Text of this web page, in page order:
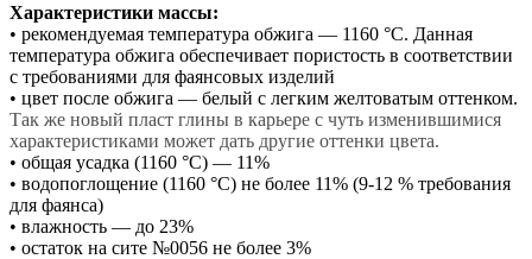
Характеристики массы:
• рекомендуемая температура обжига — 1160 °С. Данная
температура обжига обеспечивает пористость в соответствии
с требованиями для фаянсовых изделий
• цвет после обжига — белый c легким желтоватым оттенком.
Так же новый пласт глины в карьере с чуть изменившимися
характеристиками может дать другие оттенки цвета.
• общая усадка (1160 °С) — 11%
• водопоглощение (1160 °С) не более 11% (9-12 % требования
для фаянса)
• влажность — до 23%
• остаток на сите №0056 не более 3%